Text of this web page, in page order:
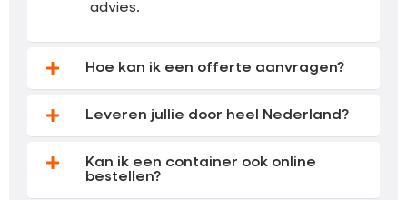
advies.
Hoe kan ik een offerte aanvragen?
Leveren jullie door heel Nederland?
Kan ik een container ook online
bestellen?